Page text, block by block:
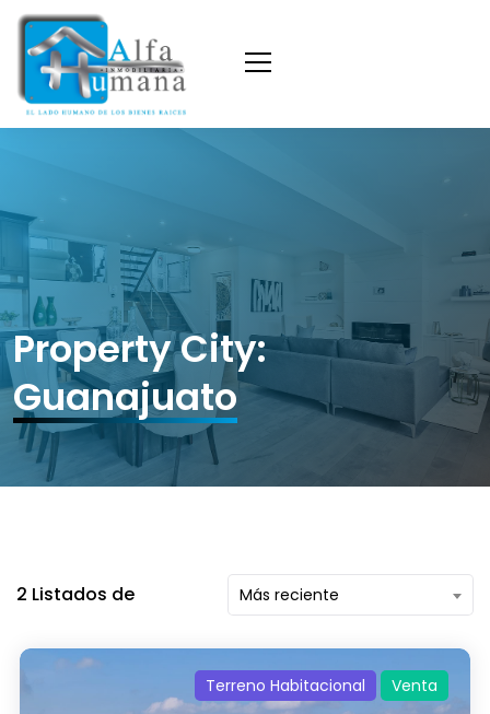
Property City:
Guanajuato
2 Listados de Más reciente
Terreno Habitacional Venta